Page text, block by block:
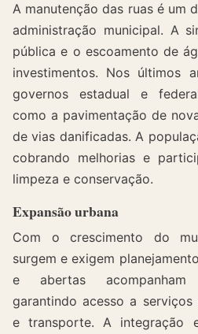
A manutenção das ruas é um
administração municipal. A
pública e o escoamento de
investimentos. Nos últimos
governos estadual e
como a pavimentação de
de vias danificadas. A
cobrando melhorias e
limpeza e conservação.
Expansão urbana
Com o crescimento do
surgem e exigem
e abertas acompanham
garantindo acesso a serviços
e transporte. A integração